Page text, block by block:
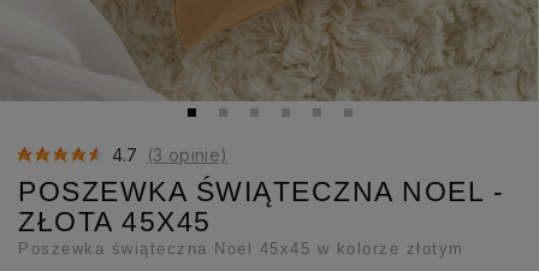
4.7 (3 opinie)
POSZEWKA ŚWIĄTECZNA NOEL -
ZŁOTA 45X45
Poszewka świąteczna Noel 45x45 w kolorze złotym